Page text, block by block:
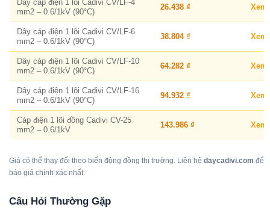
Dây cáp điện 1 lõi Cadivi CV/LF-4
mm2 – 0.6/1kV (90°C)
26.438 ₫
Dây cáp điện 1 lõi Cadivi CV/LF-6
mm2 – 0.6/1kV (90°C)
38.804 ₫
Dây cáp điện 1 lõi Cadivi CV/LF-10
mm2 – 0.6/1kV (90°C)
64.282 ₫
Dây cáp điện 1 lõi Cadivi CV/LF-16
mm2 – 0.6/1kV (90°C)
94.932 ₫
Cáp điện 1 lõi đồng Cadivi CV-25
mm2 – 0.6/1kV
143.986 ₫
Giá có thể thay đổi theo biến động đồng thị trường. Liên hệ daycadivi.com để
báo giá chính xác nhất.
Câu Hỏi Thường Gặp